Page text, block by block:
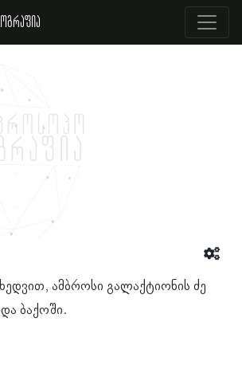
ამბროსი გალაქტიონის ძე
ბაქოში.